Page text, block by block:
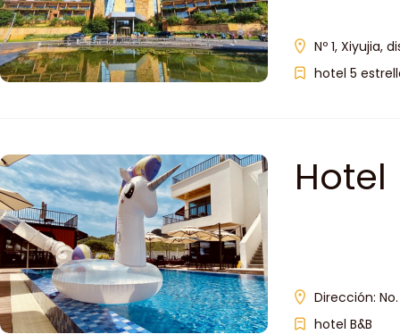
Nº 1, Xiyujia,
hotel 5
Hotel
Dirección:
hotel B&B